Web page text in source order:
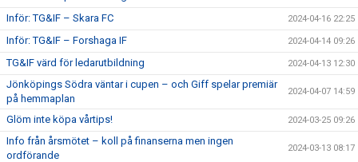
Inför: TG&IF – Skara FC 2024-04-16 22:25
Inför: TG&IF – Forshaga IF 2024-04-14 09:26
TG&IF värd för ledarutbildning 2024-04-13 12:30
Jönköpings Södra väntar i cupen – och Giff spelar premiär
på hemmaplan
2024-04-07 14:59
Glöm inte köpa vårtips! 2024-03-25 09:26
Info från årsmötet – koll på finanserna men ingen
ordförande
2024-03-13 08:17